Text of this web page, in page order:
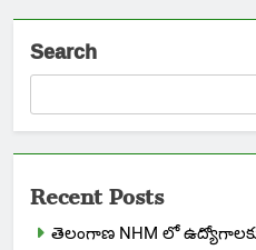
Search
Recent Posts
తెలంగాణ NHM లో